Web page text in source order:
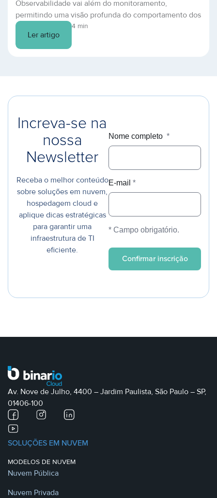
infraestrutura em nuvem
Observabilidade vai além do monitoramento,
permitindo uma visão profunda do comportamento dos
sistemas. Descubra como prevenir falhas e otimizar
sua TI.Ler artigo
4 min
Increva-se na
nossa
Newsletter
Receba o melhor conteúdo
sobre soluções em nuvem,
hospedagem cloud e
aplique dicas estratégicas
para garantir uma
infraestrutura de TI
eficiente.
Nome completo *
E-mail *
* Campo obrigatório.
Av. Nove de Julho, 4400 – Jardim Paulista, São Paulo – SP,
01406-100
SOLUÇÕES EM NUVEM
MODELOS DE NUVEM
Nuvem Pública
Nuvem Privada